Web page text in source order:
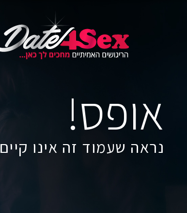
אופס!
נראה שעמוד זה אינו קיים